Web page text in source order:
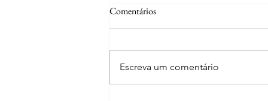
Comentários
Escreva um comentário